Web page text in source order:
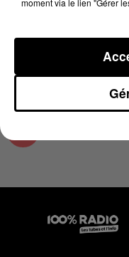
Podcasts infos du
moment via le lien "Gérer